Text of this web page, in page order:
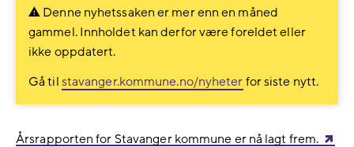
Denne nyhetssaken er mer enn en måned
gammel. Innholdet kan derfor være foreldet eller
ikke oppdatert.
Gå til stavanger.kommune.no/nyheter for siste nytt.
Årsrapporten for Stavanger kommune er nå lagt frem.